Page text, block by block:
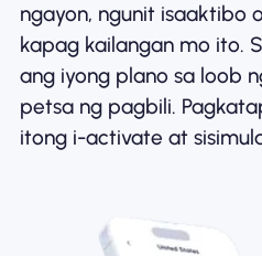
ngayon, ngunit isaaktibo
kapag kailangan mo ito.
ang iyong plano sa loob
petsa ng pagbili.
itong i-activate at